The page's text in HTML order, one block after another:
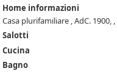
Home informazioni
Casa plurifamiliare , AdC. 1900,
Salotti
Cucina
Bagno